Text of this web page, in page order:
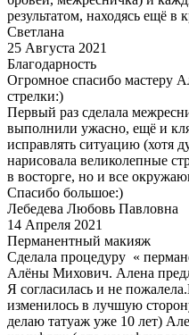
результатом, находясь ещё в
Светлана
25 Августа 2021
Благодарность
Огромное спасибо мастеру
стрелки:)
Первый раз сделала
выполнили ужасно, ещё и
исправлять ситуацию (хотя
нарисовала великолепные
в восторге, но и все
Спасибо большое:)
Лебедева Любовь Павловна
14 Апреля 2021
Перманентный макияж
Сделала процедуру «
Алёны Михович. Алена
Я согласилась и не
изменилось в лучшую
делаю татуаж уже 10 лет)